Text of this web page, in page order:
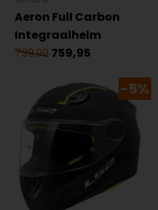
Aeron Full Carbon
Integraalhelm
799,99 759,95
-5%